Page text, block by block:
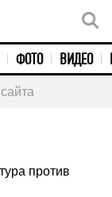
ФОТО ВИДЕО
против